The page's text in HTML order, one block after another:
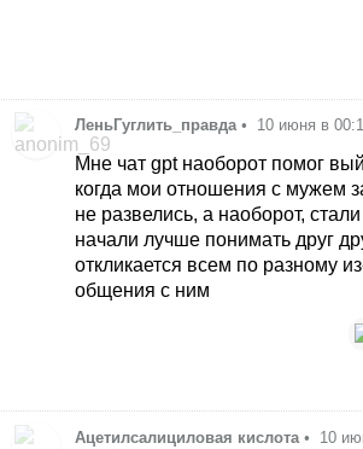
ЛеньГуглить_правда • 10 июня в
Мне чат gpt наоборот помог
когда мои отношения с мужем
не развелись, а наоборот,
начали лучше понимать друг
откликается всем по разному
общения с ним
Ацетилсалициловая кислота • 10